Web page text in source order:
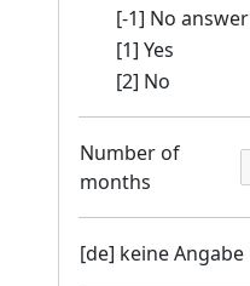
[-1] No answer
[1] Yes
[2] No
Number of
months
[de] keine Angabe